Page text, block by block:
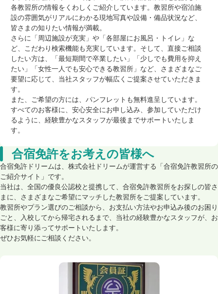
各教習所の情報をくわしくご紹介しています。教習所や宿泊施
設の雰囲気がリアルにわかる現地写真や設備・備品状況など、
皆さまの知りたい情報が満載。
さらに「周辺施設が充実」や「各部屋にお風呂・トイレ」な
ど、こだわり検索機能も充実しています。そして、直接ご相談
したい方は、「最短期間で卒業したい」「少しでも費用を抑え
たい」「女性一人でも安心できる教習所」など、さまざまなご
要望に応じて、当社スタッフが幅広くご提案させていただきま
す。
また、ご希望の方には、パンフレットも無料進呈しています。
すべてのお客様に、安心安全にお申し込み、参加していただけ
るように、経験豊かなスタッフが最後までサポートいたしま
す。
合宿免許をお考えの皆様へ
合宿免許ドリームは、株式会社ドリームが運営する「合宿免許教習所の
ご紹介サイト」です。
当社は、全国の優良公認校と提携して、合宿免許教習所をお探しの皆さ
まに、さまざまなご希望にマッチした教習所をご提案しています。
教習所やプラン選びのご相談から、お支払い方法やお申込み後のお困り
ごと、入校してから帰宅されるまで、当社の経験豊かなスタッフが、お
客様に寄り添ってサポートいたします。
ぜひお気軽にご相談ください。